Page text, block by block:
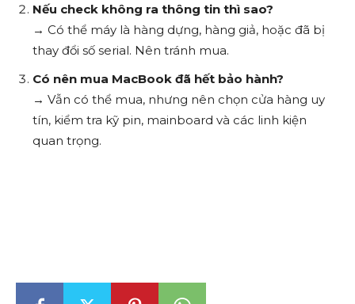
Nếu check không ra thông tin thì sao?
→ Có thể máy là hàng dựng, hàng giả, hoặc đã bị
thay đổi số serial. Nên tránh mua.
Có nên mua MacBook đã hết bảo hành?
→ Vẫn có thể mua, nhưng nên chọn cửa hàng uy
tín, kiểm tra kỹ pin, mainboard và các linh kiện
quan trọng.